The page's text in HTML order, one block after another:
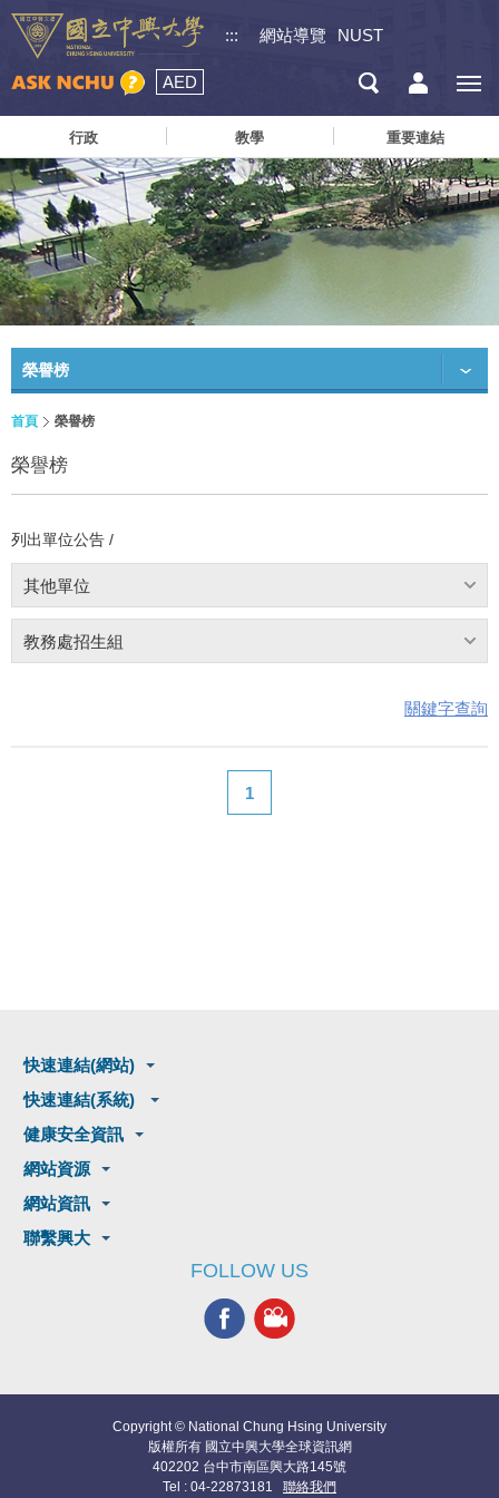
::: 網站導覽 NUST
AED
行政 教學 重要連結
榮譽榜
首頁 榮譽榜
榮譽榜
列出單位公告 /
其他單位
教務處招生組
關鍵字查詢
1
快速連結(網站)
快速連結(系統)
健康安全資訊
網站資源
網站資訊
聯繫興大
FOLLOW US
Copyright © National Chung Hsing University
版權所有 國立中興大學全球資訊網
402202 台中市南區興大路145號
Tel : 04-22873181 聯絡我們